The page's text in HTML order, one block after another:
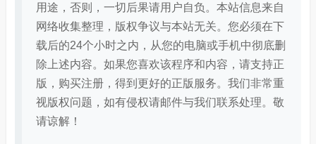
用途，否则，一切后果请用户自负。本站信息来自
网络收集整理，版权争议与本站无关。您必须在下
载后的24个小时之内，从您的电脑或手机中彻底删
除上述内容。如果您喜欢该程序和内容，请支持正
版，购买注册，得到更好的正版服务。我们非常重
视版权问题，如有侵权请邮件与我们联系处理。敬
请谅解！